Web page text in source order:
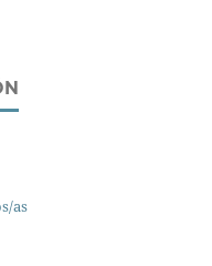
as